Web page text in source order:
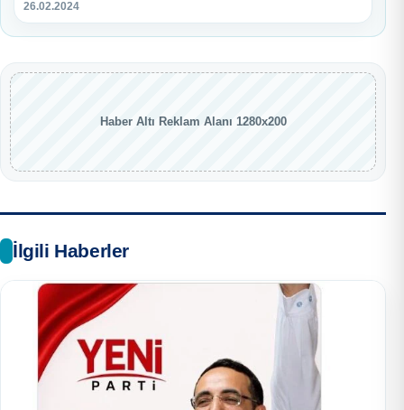
26.02.2024
Haber Altı Reklam Alanı 1280x200
İlgili Haberler